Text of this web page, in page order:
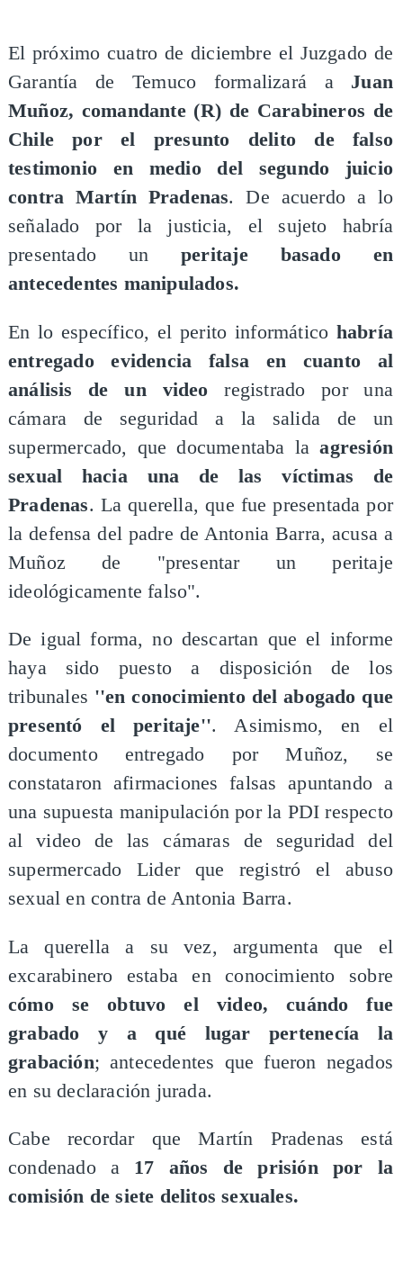
El próximo cuatro de diciembre el Juzgado de
Garantía de Temuco formalizará a Juan
Muñoz, comandante (R) de Carabineros de
Chile por el presunto delito de falso
testimonio en medio del segundo juicio
contra Martín Pradenas. De acuerdo a lo
señalado por la justicia, el sujeto habría
presentado unperitaje basado en
antecedentes manipulados.
En lo específico, el perito informático habría
entregado evidencia falsa en cuanto al
análisis de un videoregistrado por una
cámara de seguridad a la salida de un
supermercado, que documentaba laagresión
sexual hacia una de las víctimas de
Pradenas. La querella, que fue presentada por
la defensa del padre de Antonia Barra, acusa a
Muñoz de "presentar un peritaje
ideológicamente falso".
De igual forma, no descartan que el informe
haya sido puesto a disposición de los
tribunales ''en conocimiento del abogado que
presentó el peritaje''. Asimismo, en el
documento entregado por Muñoz, se
constataron afirmaciones falsas apuntando a
una supuesta manipulación por la PDI respecto
al video de las cámaras de seguridad del
supermercado Lider que registró el abuso
sexual en contra de Antonia Barra.
La querella a su vez, argumenta que el
excarabinero estaba en conocimiento sobre
cómo se obtuvo el video, cuándo fue
grabado y a qué lugar pertenecía la
grabación; antecedentes que fueron negados
en su declaración jurada.
Cabe recordar que Martín Pradenas está
condenado a 17 años de prisión por la
comisión de siete delitos sexuales.